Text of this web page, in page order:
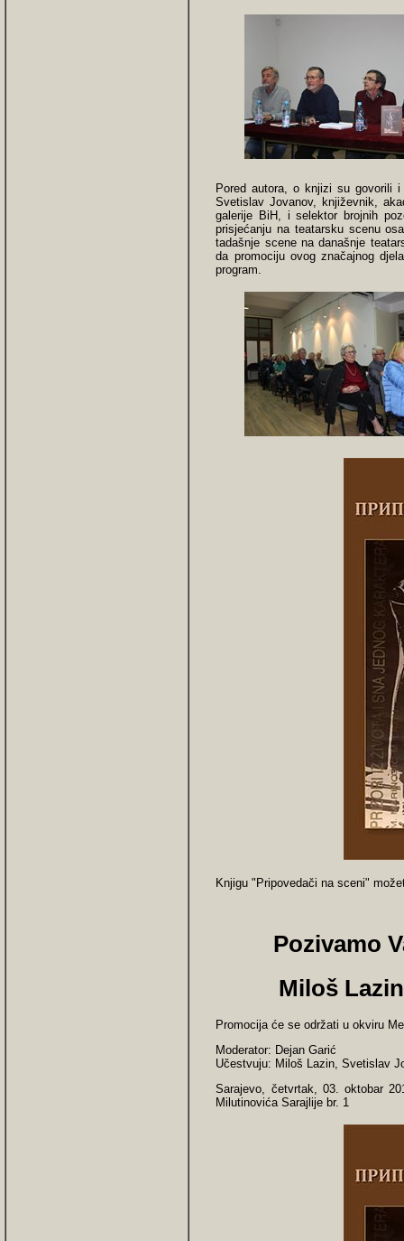
Pored autora, o knjizi su govorili i
Svetislav Jovanov, književnik,
galerije BiH, i selektor brojnih
prisjećanju na teatarsku scenu
tadašnje scene na današnje
da promociju ovog značajnog
program.
Knjigu "Pripovedači na sceni"
Pozivamo
Miloš
Promocija će se održati u okviru
Moderator: Dejan Garić
Učestvuju: Miloš Lazin, Svetislav
Sarajevo, četvrtak, 03. oktobar
Milutinovića Sarajlije br. 1